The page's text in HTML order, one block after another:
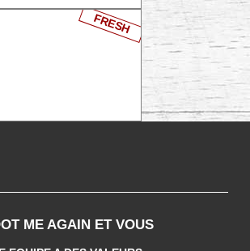
FRESH
ME AGAIN ET VOUS